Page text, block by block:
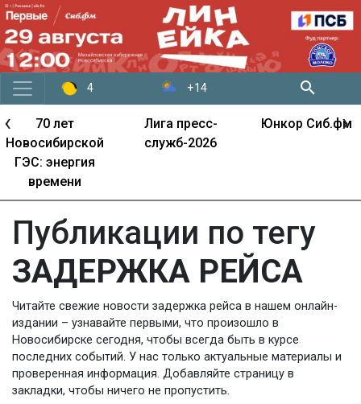
4 +14
70 лет
Новосибирской
ГЭС: энергия
времени
Лига пресс-
служб-2026
Юнкор Сиб.фм
‹ ›
Публикации по тегу
ЗАДЕРЖКА РЕЙСА
Читайте свежие новости задержка рейса в нашем онлайн-
издании – узнавайте первыми, что произошло в
Новосибирске сегодня, чтобы всегда быть в курсе
последних событий. У нас только актуальные материалы и
проверенная информация. Добавляйте страницу в
закладки, чтобы ничего не пропустить.